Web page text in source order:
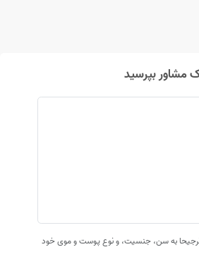
مشاور بپرسید
به سن، جنسیت، و نوع پوست و موی خود